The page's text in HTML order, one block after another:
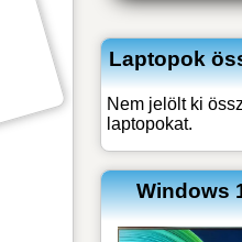
Laptopok
Nem jelölt ki
laptopokat.
Windows